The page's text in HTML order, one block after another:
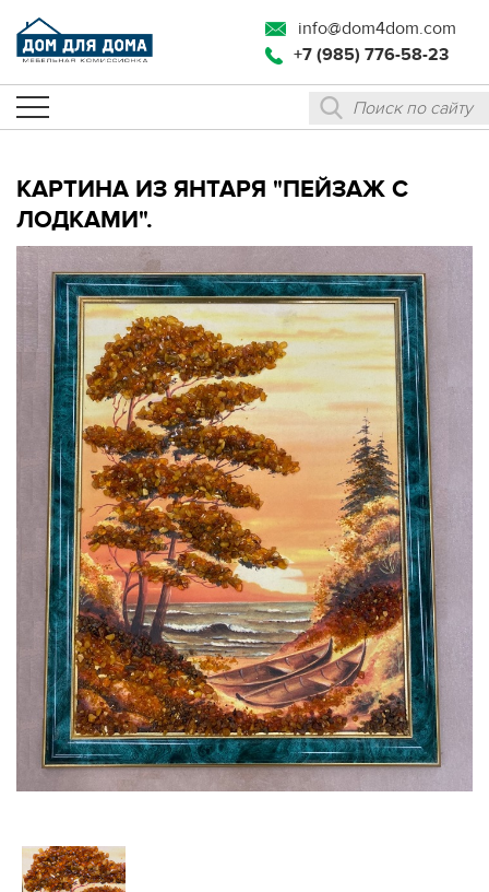
info@dom4dom.com
+7 (985) 776-58-23
КАРТИНА ИЗ ЯНТАРЯ "ПЕЙЗАЖ С
ЛОДКАМИ".